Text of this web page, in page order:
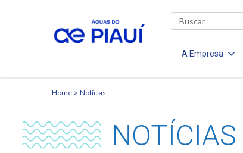
A Empresa
Home Notícias
NOTÍCIAS